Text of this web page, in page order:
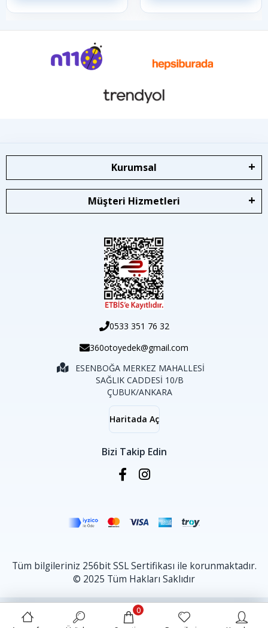
Kurumsal
Müşteri Hizmetleri
0533 351 76 32
360otoyedek@gmail.com
ESENBOĞA MERKEZ MAHALLESİ
SAĞLIK CADDESİ 10/B
ÇUBUK/ANKARA
Haritada Aç
Bizi Takip Edin
Tüm bilgileriniz 256bit SSL Sertifikası ile korunmaktadır.
© 2025 Tüm Hakları Saklıdır
0